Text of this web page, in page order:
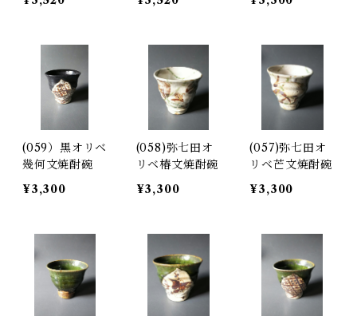
(059）黒オリベ
幾何文焼酎碗
¥3,300
(058)弥七田オ
リベ椿文焼酎碗
¥3,300
(057)弥七田オ
リベ芒文焼酎碗
¥3,300